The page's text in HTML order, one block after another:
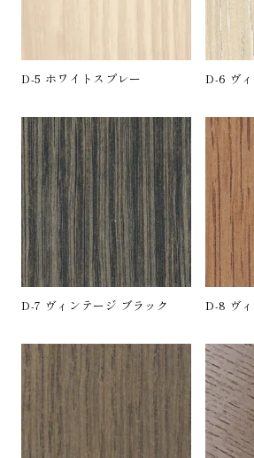
D-5 ホワイトスプレー D-6 ヴ
D-7 ヴィンテージ ブラック D-8 ヴ